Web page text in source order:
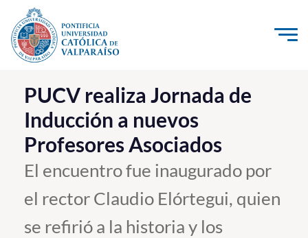
Click acá para ir directamente al contenido
La Universidad
Investigación, Creación e Innovación
PUCV Internacional
Vinculación con el Medio
Admisión
PUCV realiza Jornada de
Inducción a nuevos
Profesores Asociados
El encuentro fue inaugurado por
el rector Claudio Elórtegui, quien
se refirió a la historia y los